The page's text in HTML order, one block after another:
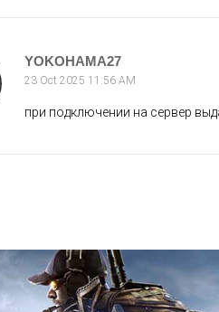
YOKOHAMA27
23 Oct 2025 11:56 AM
при подключении на сервер